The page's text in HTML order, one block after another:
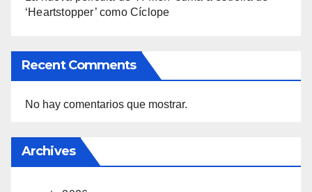
‘Heartstopper’ como Cíclope
Recent Comments
No hay comentarios que mostrar.
Archives